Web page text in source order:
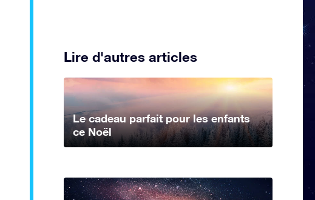
Lire d'autres articles
Le cadeau parfait pour les enfants
ce Noël